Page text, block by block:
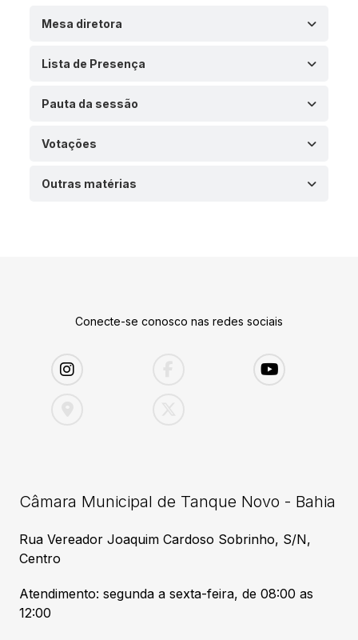
Mesa diretora
Lista de Presença
Pauta da sessão
Votações
Outras matérias
Conecte-se conosco nas redes sociais
Câmara Municipal de Tanque Novo - Bahia
Rua Vereador Joaquim Cardoso Sobrinho, S/N,
Centro
Atendimento: segunda a sexta-feira, de 08:00 as
12:00